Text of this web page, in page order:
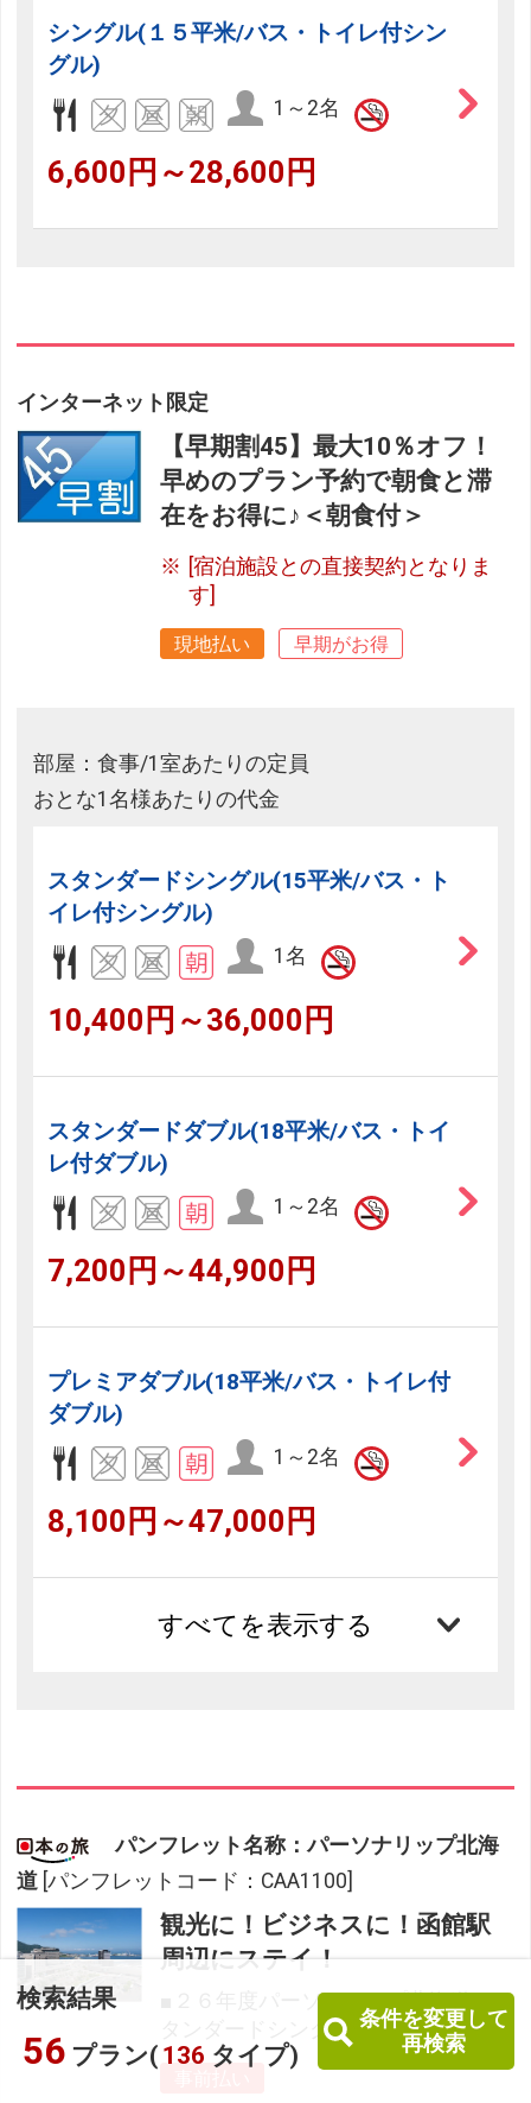
検索結果
56 プラン( 136 タイプ)
条件を変更して
再検索
シングル(１５平米/バス・トイレ付シン
グル)
1～2名
6,600円～28,600円
インターネット限定
【早期割45】最大10％オフ！
早めのプラン予約で朝食と滞
在をお得に♪＜朝食付＞
[宿泊施設との直接契約となりま
す]
現地払い 早期がお得
部屋：食事/1室あたりの定員
おとな1名様あたりの代金
スタンダードシングル(15平米/バス・ト
イレ付シングル)
1名
10,400円～36,000円
スタンダードダブル(18平米/バス・トイ
レ付ダブル)
1～2名
7,200円～44,900円
プレミアダブル(18平米/バス・トイレ付
ダブル)
1～2名
8,100円～47,000円
すべてを表示する
パンフレット名称：パーソナリップ北海
道 [パンフレットコード：CAA1100]
観光に！ビジネスに！函館駅
周辺にステイ！
■２６年度パーソナリップ北海道 ス
タンダードシングル